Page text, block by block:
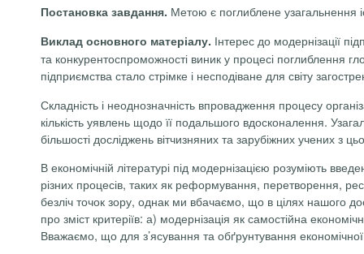
Постановка завдання. Метою є поглиблене узагальнення
Виклад основного матеріалу. Інтерес до модернізації
та конкурентоспроможності виник у процесі поглиблення
підприємства стало стрімке і несподіване для світу
Складність і неоднозначність впровадження процесу
кількість уявлень щодо її подальшого вдосконалення.
більшості досліджень вітчизняних та зарубіжних учених з
В економічній літературі під модернізацією розуміють
різних процесів, таких як реформування, перетворення,
безліч точок зору, однак ми вбачаємо, що в цілях нашого
про зміст критеріїв: а) модернізація як самостійна
Вважаємо, що для з’ясування та обґрунтування